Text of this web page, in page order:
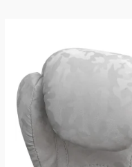
ARMY
BLANCOS
cantidad